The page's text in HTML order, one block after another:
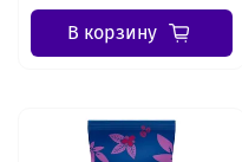
В корзину